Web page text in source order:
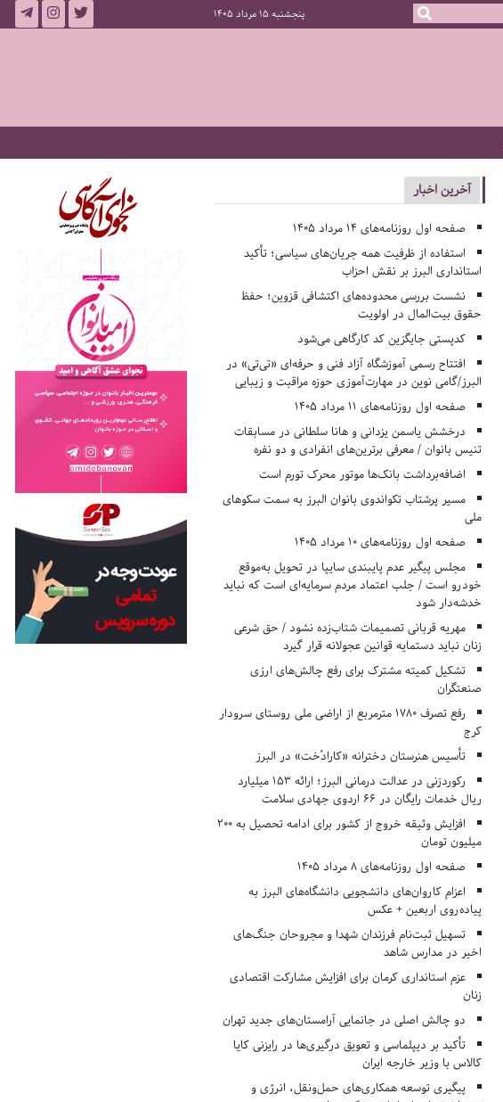
پنجشنبه 15 مرداد 1405
آخرین اخبار
صفحه اول روزنامه‌های 14 مرداد 1405
استفاده از ظرفیت همه جریان‌های سیاسی؛ تأکید
استانداری البرز بر نقش احزاب
نشست بررسی محدوده‌های اکتشافی قزوین؛ حفظ
حقوق بیت‌المال در اولویت
کدپستی جایگزین کد کارگاهی می‌شود
افتتاح رسمی آموزشگاه آزاد فنی و حرفه‌ای «تی‌تی» در
البرز/گامی نوین در مهارت‌آموزی حوزه مراقبت و زیبایی
صفحه اول روزنامه‌های 11 مرداد 1405
درخشش یاسمن یزدانی و هانا سلطانی در مسابقات
تنیس بانوان / معرفی برترین‌های انفرادی و دو نفره
اضافه‌برداشت بانک‌ها موتور محرک تورم است
مسیر پرشتاب تکواندوی بانوان البرز به سمت سکوهای
ملی
صفحه اول روزنامه‌های 10 مرداد 1405
مجلس پیگیر عدم پایبندی سایپا در تحویل به‌موقع
خودرو است / جلب اعتماد مردم سرمایه‌ای است که نباید
خدشه‌دار شود
مهریه قربانی تصمیمات شتاب‌زده نشود / حق شرعی
زنان نباید دستمایه قوانین عجولانه قرار گیرد
تشکیل کمیته مشترک برای رفع چالش‌های ارزی
صنعتگران
رفع تصرف ۱۷۸۰ مترمربع از اراضی ملی روستای سرودار
کرج
تأسیس هنرستان دخترانه «کارادُخت» در البرز
رکوردزنی در عدالت درمانی البرز؛ ارائه ۱۵۳ میلیارد
ریال خدمات رایگان در ۶۶ اردوی جهادی سلامت
افزایش وثیقه خروج از کشور برای ادامه تحصیل به ۲۰۰
میلیون تومان
صفحه اول روزنامه‌های 8 مرداد 1405
اعزام کاروان‌های دانشجویی دانشگاه‌های البرز به
پیاده‌روی اربعین + عکس
تسهیل ثبت‌نام فرزندان شهدا و مجروحان جنگ‌های
اخیر در مدارس شاهد
عزم استانداری کرمان برای افزایش مشارکت اقتصادی
زنان
دو چالش اصلی در جانمایی آرامستان‌های جدید تهران
تأکید بر دیپلماسی و تعویق درگیری‌ها در رایزنی کایا
کالاس با وزیر خارجه ایران
پیگیری توسعه همکاری‌های حمل‌ونقل، انرژی و